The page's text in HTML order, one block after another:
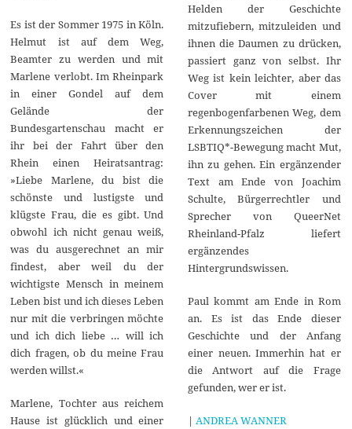
Es ist der Sommer 1975 in Köln.
Helmut ist auf dem Weg,
Beamter zu werden und mit
Marlene verlobt. Im Rheinpark
in einer Gondel auf dem
Gelände der
Bundesgartenschau macht er
ihr bei der Fahrt über den
Rhein einen Heiratsantrag:
»Liebe Marlene, du bist die
schönste und lustigste und
klügste Frau, die es gibt. Und
obwohl ich nicht genau weiß,
was du ausgerechnet an mir
findest, aber weil du der
wichtigste Mensch in meinem
Leben bist und ich dieses Leben
nur mit die verbringen möchte
und ich dich liebe … will ich
dich fragen, ob du meine Frau
werden willst.«
Marlene, Tochter aus reichem
Hause ist glücklich und einer
Helden der Geschichte
mitzufiebern, mitzuleiden und
ihnen die Daumen zu drücken,
passiert ganz von selbst. Ihr
Weg ist kein leichter, aber das
Cover mit einem
regenbogenfarbenen Weg, dem
Erkennungszeichen der
LSBTIQ*-Bewegung macht Mut,
ihn zu gehen. Ein ergänzender
Text am Ende von Joachim
Schulte, Bürgerrechtler und
Sprecher von QueerNet
Rheinland-Pfalz liefert
ergänzendes
Hintergrundswissen.
Paul kommt am Ende in Rom
an. Es ist das Ende dieser
Geschichte und der Anfang
einer neuen. Immerhin hat er
die Antwort auf die Frage
gefunden, wer er ist.
| ANDREA WANNER